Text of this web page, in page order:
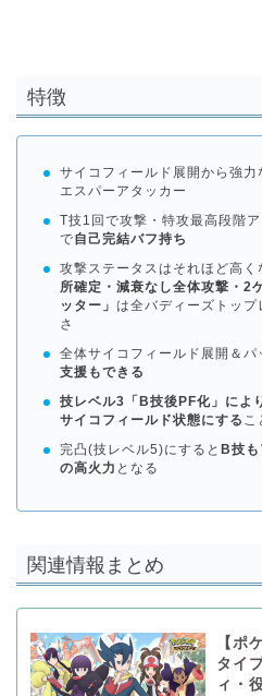
特徴
サイコフィールド展開から強
エスパーアタッカー
T技1回で攻撃・特攻最高段階
で自己完結バフ持ち
攻撃ステータスはそれほど高く
所確定・減衰なし全体攻撃・2
ッター」 は全バディーズトップ
さ
全体サイコフィールド展開＆
支援もできる
技レベル3「B技後PF化」によ
サイコフィールド状態にする こ
完凸(技レベル5)にすると B技
の高火力 となる
関連情報まとめ
【ポ
タイ
ィ・